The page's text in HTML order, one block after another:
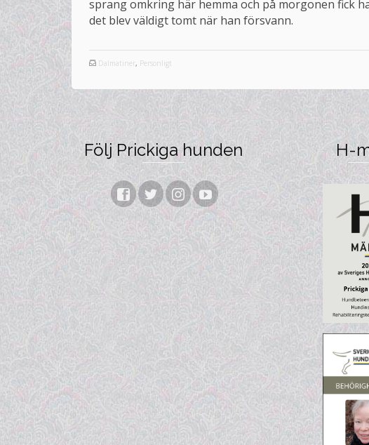
sprang omkring här hemma och på morgonen fick
det blev väldigt tomt när han försvann.
Dalmatiner, Personligt
Följ Prickiga hunden H-